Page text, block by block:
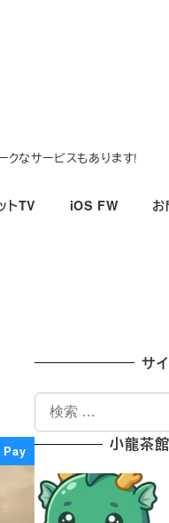
クなサービスもあります!
トTV iOS FW お
サ
索
小龍茶